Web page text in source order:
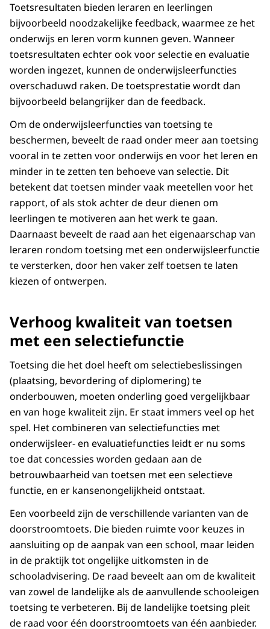
Toetsresultaten bieden leraren en leerlingen
bijvoorbeeld noodzakelijke feedback, waarmee ze het
onderwijs en leren vorm kunnen geven. Wanneer
toetsresultaten echter ook voor selectie en evaluatie
worden ingezet, kunnen de onderwijsleerfuncties
overschaduwd raken. De toetsprestatie wordt dan
bijvoorbeeld belangrijker dan de feedback.
Om de onderwijsleerfuncties van toetsing te
beschermen, beveelt de raad onder meer aan toetsing
vooral in te zetten voor onderwijs en voor het leren en
minder in te zetten ten behoeve van selectie. Dit
betekent dat toetsen minder vaak meetellen voor het
rapport, of als stok achter de deur dienen om
leerlingen te motiveren aan het werk te gaan.
Daarnaast beveelt de raad aan het eigenaarschap van
leraren rondom toetsing met een onderwijsleerfunctie
te versterken, door hen vaker zelf toetsen te laten
kiezen of ontwerpen.
Verhoog kwaliteit van toetsen
met een selectiefunctie
Toetsing die het doel heeft om selectiebeslissingen
(plaatsing, bevordering of diplomering) te
onderbouwen, moeten onderling goed vergelijkbaar
en van hoge kwaliteit zijn. Er staat immers veel op het
spel. Het combineren van selectiefuncties met
onderwijsleer- en evaluatiefuncties leidt er nu soms
toe dat concessies worden gedaan aan de
betrouwbaarheid van toetsen met een selectieve
functie, en er kansenongelijkheid ontstaat.
Een voorbeeld zijn de verschillende varianten van de
doorstroomtoets. Die bieden ruimte voor keuzes in
aansluiting op de aanpak van een school, maar leiden
in de praktijk tot ongelijke uitkomsten in de
schooladvisering. De raad beveelt aan om de kwaliteit
van zowel de landelijke als de aanvullende schooleigen
toetsing te verbeteren. Bij de landelijke toetsing pleit
de raad voor één doorstroomtoets van één aanbieder.